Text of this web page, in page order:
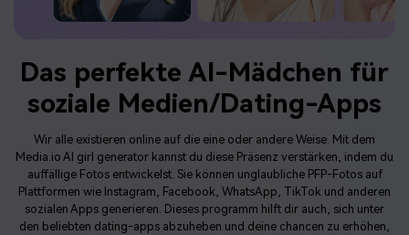
Das perfekte AI-Mädchen für
soziale Medien/Dating-Apps
Wir alle existieren online auf die eine oder andere Weise. Mit dem
Media.io AI girl generator kannst du diese Präsenz verstärken, indem du
auffällige Fotos entwickelst. Sie können unglaubliche PFP-Fotos auf
Plattformen wie Instagram, Facebook, WhatsApp, TikTok und anderen
sozialen Apps generieren. Dieses programm hilft dir auch, sich unter
den beliebten dating-apps abzuheben und deine chancen zu erhöhen,